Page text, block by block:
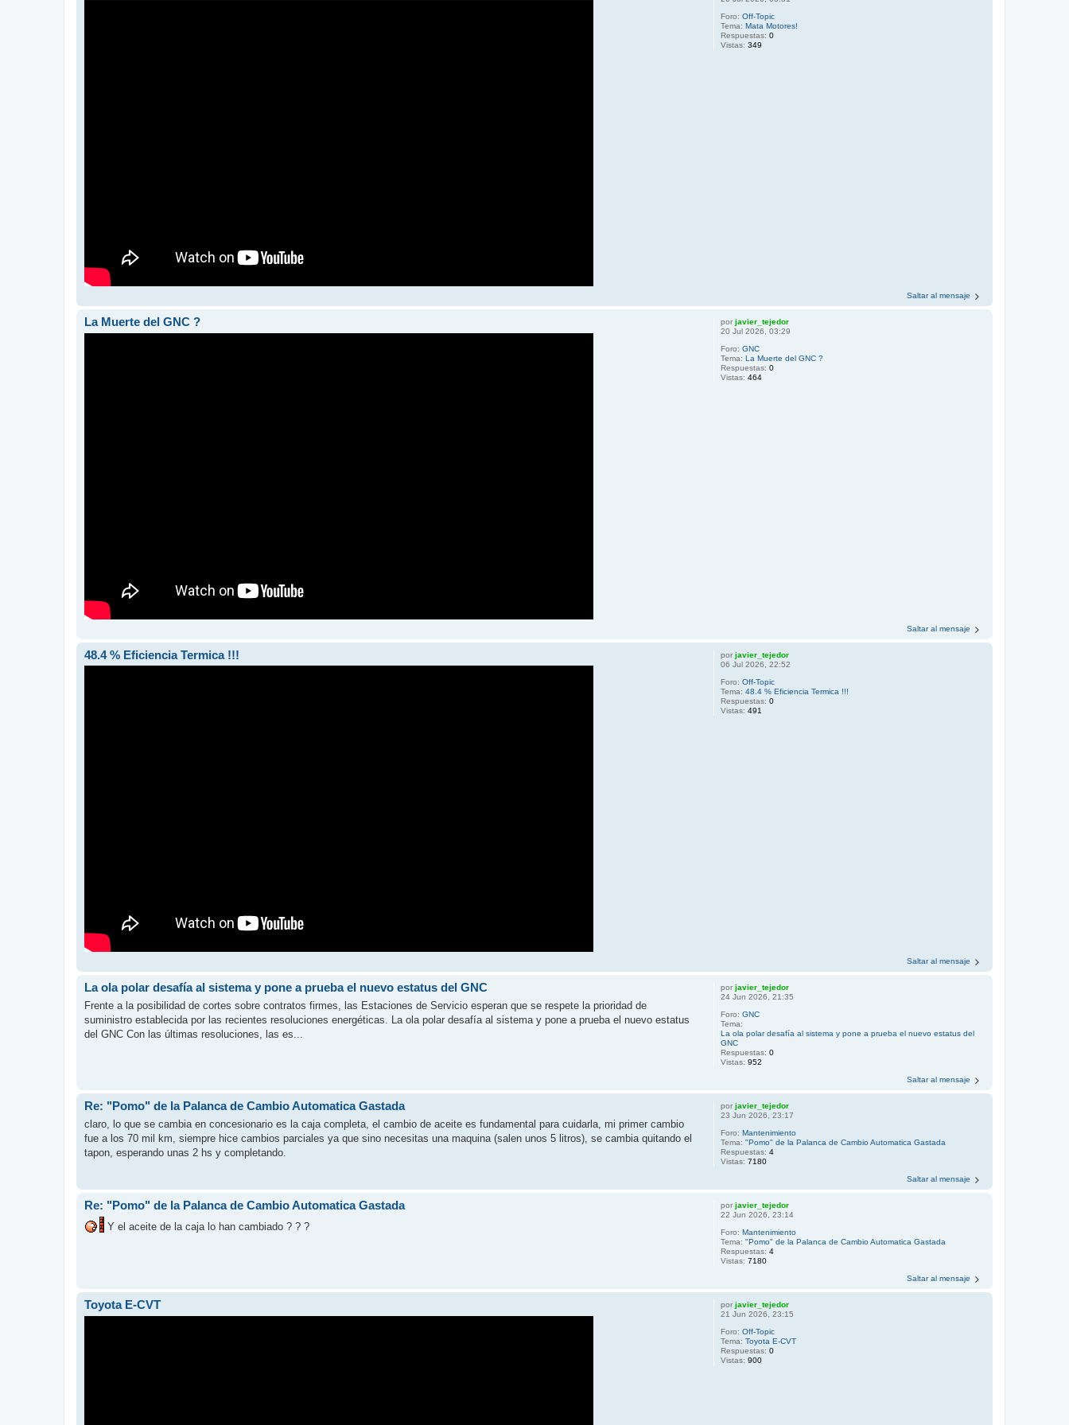
Foro:Off-Topic
Tema:Mata Motores!
Respuestas:0
Vistas:349
Saltar al mensaje
porjavier_tejedor
20 Jul 2026, 03:29
Foro:GNC
Tema:La Muerte del GNC ?
Respuestas:0
Vistas:464
La Muerte del GNC ?
Saltar al mensaje
porjavier_tejedor
06 Jul 2026, 22:52
Foro:Off-Topic
Tema:48.4 % Eficiencia Termica !!!
Respuestas:0
Vistas:491
48.4 % Eficiencia Termica !!!
Saltar al mensaje
porjavier_tejedor
24 Jun 2026, 21:35
Foro:GNC
Tema:
La ola polar desafía al sistema y pone a prueba el nuevo estatus del
GNC
Respuestas:0
Vistas:952
La ola polar desafía al sistema y pone a prueba el nuevo estatus del GNC
Frente a la posibilidad de cortes sobre contratos firmes, las Estaciones de Servicio esperan que se respete la prioridad de
suministro establecida por las recientes resoluciones energéticas. La ola polar desafía al sistema y pone a prueba el nuevo estatus
del GNC Con las últimas resoluciones, las es...
Saltar al mensaje
porjavier_tejedor
23 Jun 2026, 23:17
Foro:Mantenimiento
Tema:"Pomo" de la Palanca de Cambio Automatica Gastada
Respuestas:4
Vistas:7180
Re: "Pomo" de la Palanca de Cambio Automatica Gastada
claro, lo que se cambia en concesionario es la caja completa, el cambio de aceite es fundamental para cuidarla, mi primer cambio
fue a los 70 mil km, siempre hice cambios parciales ya que sino necesitas una maquina (salen unos 5 litros), se cambia quitando el
tapon, esperando unas 2 hs y completando.
Saltar al mensaje
porjavier_tejedor
22 Jun 2026, 23:14
Foro:Mantenimiento
Tema:"Pomo" de la Palanca de Cambio Automatica Gastada
Respuestas:4
Vistas:7180
Re: "Pomo" de la Palanca de Cambio Automatica Gastada
Y el aceite de la caja lo han cambiado ? ? ?
Saltar al mensaje
porjavier_tejedor
21 Jun 2026, 23:15
Foro:Off-Topic
Tema:Toyota E-CVT
Respuestas:0
Vistas:900
Toyota E-CVT